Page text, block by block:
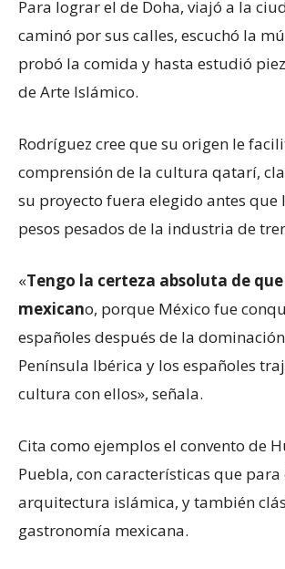
Para lograr el de Doha, viajó a la
caminó por sus calles, escuchó la
probó la comida y hasta estudió
de Arte Islámico.
Rodríguez cree que su origen le
comprensión de la cultura qatarí,
su proyecto fuera elegido antes que
pesos pesados de la industria de
«Tengo la certeza absoluta de
mexicano, porque México fue
españoles después de la
Península Ibérica y los españoles
cultura con ellos», señala.
Cita como ejemplos el convento de
Puebla, con características que para
arquitectura islámica, y también
gastronomía mexicana.